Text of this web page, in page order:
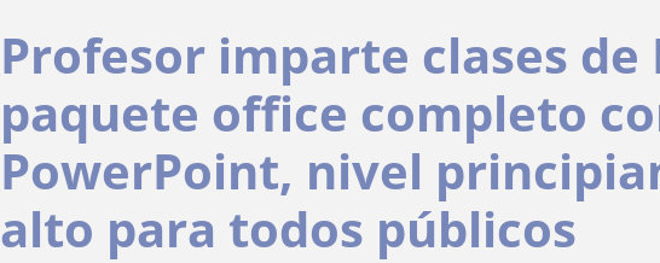
Profesor imparte clases de
paquete office completo
PowerPoint, nivel
alto para todos públicos